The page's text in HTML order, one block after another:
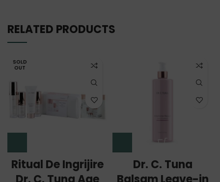
RELATED PRODUCTS
SOLD
OUT
Ritual De Ingrijire
Dr. C. Tuna